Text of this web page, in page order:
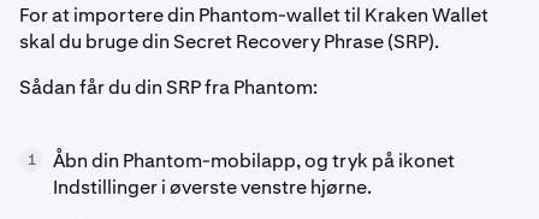
For at importere din Phantom-wallet til Kraken Wallet
skal du bruge din Secret Recovery Phrase (SRP).
Sådan får du din SRP fra Phantom:
1
Åbn din Phantom-mobilapp, og tryk på ikonet
Indstillinger i øverste venstre hjørne.